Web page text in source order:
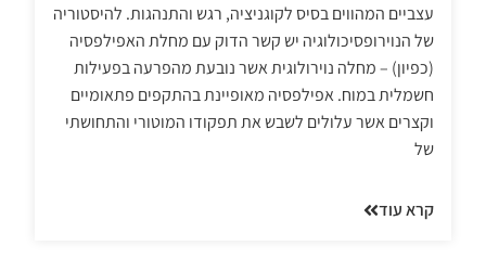
עצביים המהווים בסיס לקוגניציה, רגש והתנהגות. להיסטוריה
של הנוירופסיכולוגיה יש קשר הדוק עם מחלת האפילפסיה
(כפיון) – מחלה נוירולוגית אשר נובעת מהפרעה בפעילות
חשמלית במוח. אפילפסיה מאופיינת בהתקפים פתאומיים
וקצרים אשר עלולים לשבש את תפקודו המוטורי והתחושתי
של
קרא עוד